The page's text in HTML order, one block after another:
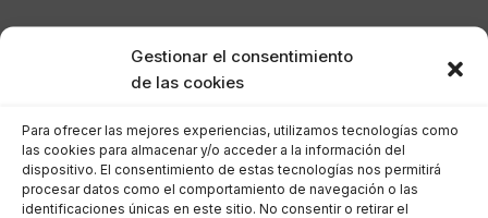
Gestionar el consentimiento
de las cookies
Para ofrecer las mejores experiencias, utilizamos tecnologías como
las cookies para almacenar y/o acceder a la información del
dispositivo. El consentimiento de estas tecnologías nos permitirá
procesar datos como el comportamiento de navegación o las
identificaciones únicas en este sitio. No consentir o retirar el
BBVA
Santander
ING Direct
Openbank